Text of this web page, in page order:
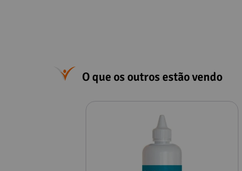
O que os outros estão vendo